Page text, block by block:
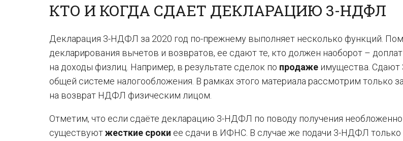
КТО И КОГДА СДАЕТ ДЕКЛАРАЦИЮ 3-НДФЛ
Декларация 3-НДФЛ за 2020 год по-прежнему выполняет несколько функций.
декларирования вычетов и возвратов, ее сдают те, кто должен наоборот –
на доходы физлиц. Например, в результате сделок по продаже имущества.
общей системе налогообложения. В рамках этого материала рассмотрим только
на возврат НДФЛ физическим лицом.
Отметим, что если сдаёте декларацию 3-НДФЛ по поводу получения
существуютжесткие сроки ее сдачи в ИФНС. В случае же подачи 3-НДФЛ только